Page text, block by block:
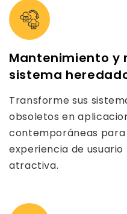
Mantenimiento y
sistema
Transforme sus
obsoletos en
contemporáneas
experiencia de
atractiva.